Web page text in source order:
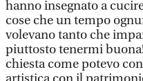
hanno insegnato a
cose che un tempo
volevano tanto che
piuttosto tenermi
chiesta come potevo